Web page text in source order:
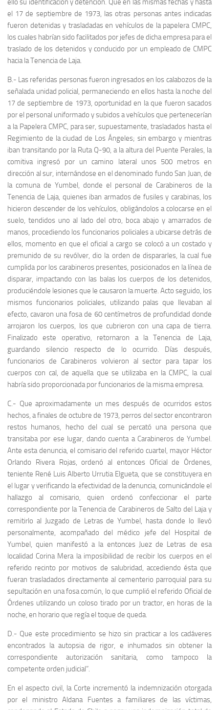
ello su identificación y detención. Que en las mismas fechas y hasta
el 17 de septiembre de 1973, las otras personas antes indicadas
fueron detenidas y trasladadas en vehículos de la papelera CMPC,
los cuales habrían sido facilitados por jefes de dicha empresa para el
traslado de los detenidos y conducido por un empleado de CMPC
hacia la Tenencia de Laja.
B.- Las referidas personas fueron ingresados en los calabozos de la
señalada unidad policial, permaneciendo en ellos hasta la noche del
17 de septiembre de 1973, oportunidad en la que fueron sacados
por el personal uniformado y subidos a vehículos que pertenecerían
a la Papelera CMPC, para ser, supuestamente, trasladados hasta el
Regimiento de la ciudad de Los Ángeles; sin embargo y mientras
iban transitando por la Ruta Q-90, a la altura del Puente Perales, la
comitiva ingresó por un camino lateral unos 500 metros en
dirección al sur, internándose en el denominado fundo San Juan, de
la comuna de Yumbel, donde el personal de Carabineros de la
Tenencia de Laja, quienes iban armados de fusiles y carabinas, los
hicieron descender de los vehículos, obligándolos a colocarse en el
suelo, tendidos uno al lado del otro, boca abajo y amarrados de
manos, procediendo los funcionarios policiales a ubicarse detrás de
ellos, momento en que el oficial a cargo se colocó a un costado y
premunido de su revólver, dio la orden de dispararles, la cual fue
cumplida por los carabineros presentes, posicionados en la línea de
disparar, impactando con las balas los cuerpos de los detenidos,
produciéndole lesiones que le causaron la muerte. Acto seguido, los
mismos funcionarios policiales, utilizando palas que llevaban al
efecto, cavaron una fosa de 60 centímetros de profundidad donde
arrojaron los cuerpos, los que cubrieron con una capa de tierra.
Finalizado este operativo, retornaron a la Tenencia de Laja,
guardando silencio respecto de lo ocurrido. Días después,
funcionarios de Carabineros volvieron al sector para tapar los
cuerpos con cal, de aquella que se utilizaba en la CMPC, la cual
habría sido proporcionada por funcionarios de la misma empresa.
C.- Que aproximadamente un mes después de ocurridos estos
hechos, a finales de octubre de 1973, perros del sector encontraron
restos humanos, hecho del cual se percató una persona que
transitaba por ese lugar, dando cuenta a Carabineros de Yumbel.
Ante esta denuncia, el comisario del referido cuartel, mayor Héctor
Orlando Rivera Rojas, ordenó al entonces Oficial de Órdenes,
teniente René Luis Alberto Urrutia Elgueta, que se constituyera en
el lugar y verificando la efectividad de la denuncia, comunicándole el
hallazgo al comisario, quien ordenó confeccionar el parte
correspondiente por la Tenencia de Carabineros de Salto del Laja y
remitirlo al Juzgado de Letras de Yumbel, hasta donde lo llevó
personalmente, acompañado del médico jefe del Hospital de
Yumbel, quien manifestó a la entonces Juez de Letras de esa
localidad Corina Mera la imposibilidad de recibir los cuerpos en el
referido recinto por motivos de salubridad, accediendo ésta que
fueran trasladados directamente al cementerio parroquial para su
sepultación en una fosa común, lo que cumplió el referido Oficial de
Órdenes utilizando un coloso tirado por un tractor, en horas de la
noche, en horario que regía el toque de queda.
D.- Que este procedimiento se hizo sin practicar a los cadáveres
encontrados la autopsia de rigor, e inhumados sin obtener la
correspondiente autorización sanitaria, como tampoco la
competente orden judicial”.
En el aspecto civil, la Corte incrementó la indemnización otorgada
por el ministro Aldana Fuentes a familiares de las víctimas,